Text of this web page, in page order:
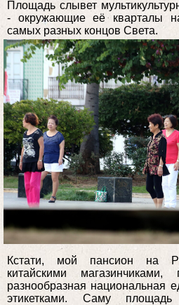
Площадь слывет
- окружающие её кварталы
самых разных концов Света.
Кстати, мой пансион на
китайскими
разнообразная национальная
этикетками. Саму площадь